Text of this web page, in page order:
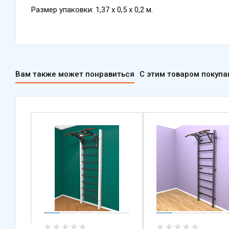
Размер упаковки: 1,37 х 0,5 х 0,2 м.
Вам также может понравиться С этим товаром